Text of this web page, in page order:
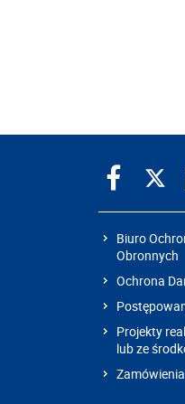
Biuro
Obronnych
Ochrona
Projekty
lub ze